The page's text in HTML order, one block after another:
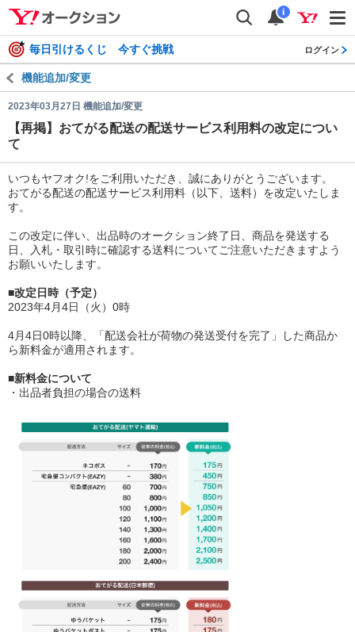
検索
通知
i
毎日引けるくじ 今すぐ挑戦 ログイン
機能追加/変更
2023年03月27日 機能追加/変更
【再掲】おてがる配送の配送サービス利用料の改定につい
て
いつもヤフオク!をご利用いただき、誠にありがとうございます。
おてがる配送の配送サービス利用料（以下、送料）を改定いたしま
す。
この改定に伴い、出品時のオークション終了日、商品を発送する
日、入札・取引時に確認する送料についてご注意いただきますよう
お願いいたします。
■改定日時（予定）
2023年4月4日（火）0時
4月4日0時以降、「配送会社が荷物の発送受付を完了」した商品か
ら新料金が適用されます。
■新料金について
・出品者負担の場合の送料